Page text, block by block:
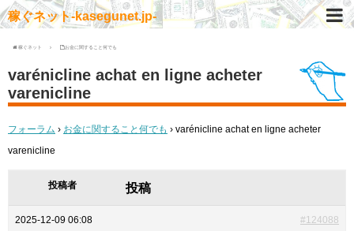
稼ぐネット-kasegunet.jp-
稼ぐネット お金に関すること何でも
varénicline achat en ligne acheter
varenicline
フォーラム › お金に関すること何でも › varénicline achat en ligne acheter
varenicline
投稿者 投稿
2025-12-09 06:08 #124088